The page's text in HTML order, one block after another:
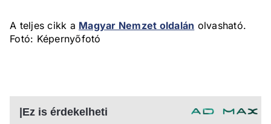
A teljes cikk a Magyar Nemzet oldalán olvasható.
Fotó: Képernyőfotó